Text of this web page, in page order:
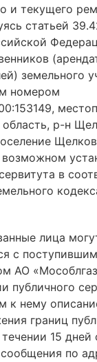
и текущего
статьей
земельного
номером
р-н
в
лица
с поступившим
АО
публичного
к нему
границ
15 дней
по